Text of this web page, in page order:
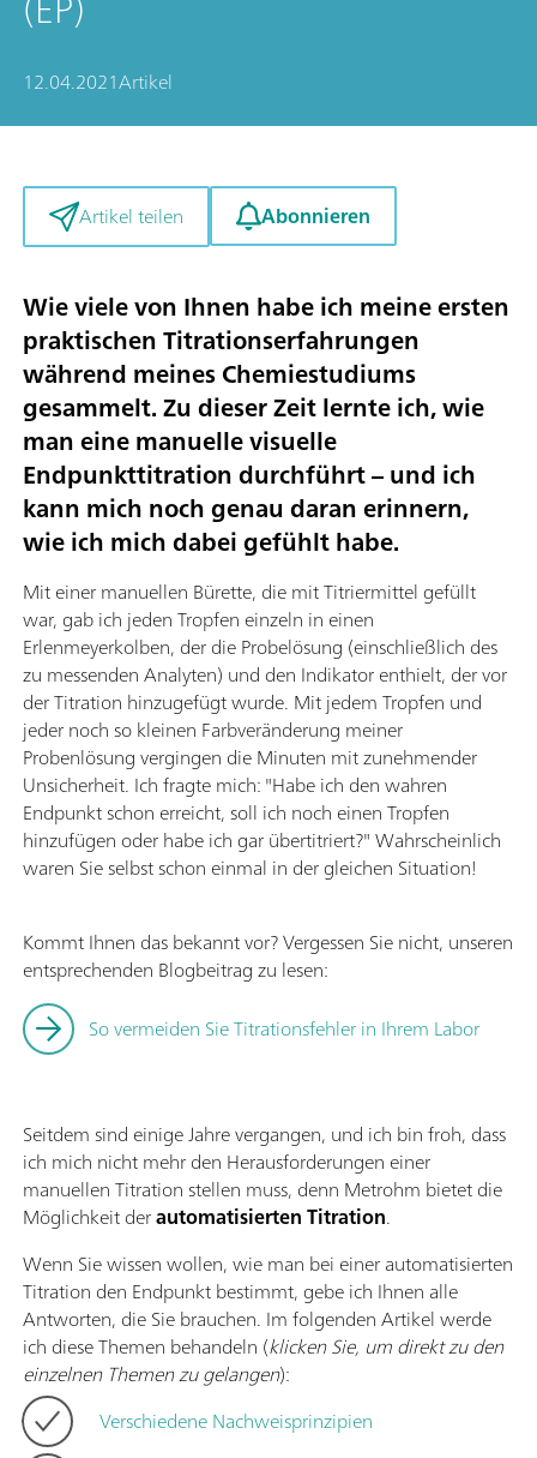
12.04.2021Artikel
Artikel teilen Abonnieren
Wie viele von Ihnen habe ich meine ersten
praktischen Titrationserfahrungen
während meines Chemiestudiums
gesammelt. Zu dieser Zeit lernte ich, wie
man eine manuelle visuelle
Endpunkttitration durchführt – und ich
kann mich noch genau daran erinnern,
wie ich mich dabei gefühlt habe.
Mit einer manuellen Bürette, die mit Titriermittel gefüllt
war, gab ich jeden Tropfen einzeln in einen
Erlenmeyerkolben, der die Probelösung (einschließlich des
zu messenden Analyten) und den Indikator enthielt, der vor
der Titration hinzugefügt wurde. Mit jedem Tropfen und
jeder noch so kleinen Farbveränderung meiner
Probenlösung vergingen die Minuten mit zunehmender
Unsicherheit. Ich fragte mich: "Habe ich den wahren
Endpunkt schon erreicht, soll ich noch einen Tropfen
hinzufügen oder habe ich gar übertitriert?" Wahrscheinlich
waren Sie selbst schon einmal in der gleichen Situation!
Kommt Ihnen das bekannt vor? Vergessen Sie nicht, unseren
entsprechenden Blogbeitrag zu lesen:
So vermeiden Sie Titrationsfehler in Ihrem Labor
Seitdem sind einige Jahre vergangen, und ich bin froh, dass
ich mich nicht mehr den Herausforderungen einer
manuellen Titration stellen muss, denn Metrohm bietet die
Möglichkeit derautomatisierten Titration.
Wenn Sie wissen wollen, wie man bei einer automatisierten
Titration den Endpunkt bestimmt, gebe ich Ihnen alle
Antworten, die Sie brauchen. Im folgenden Artikel werde
ich diese Themen behandeln (klicken Sie, um direkt zu den
einzelnen Themen zu gelangen):
Verschiedene Nachweisprinzipien